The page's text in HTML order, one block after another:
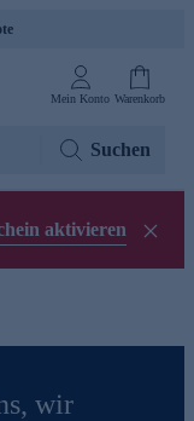
Mein Konto Warenkorb
Suchen
aktivieren
wir